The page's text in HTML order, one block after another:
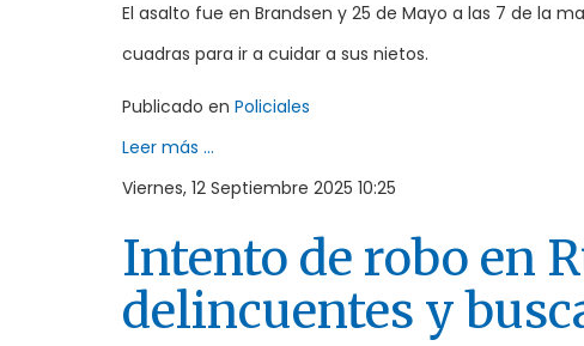
El asalto fue en Brandsen y 25 de Mayo a las 7 de la
cuadras para ir a cuidar a sus nietos.
Publicado en Policiales
Leer más ...
Viernes, 12 Septiembre 2025 10:25
Intento de robo en
delincuentes y